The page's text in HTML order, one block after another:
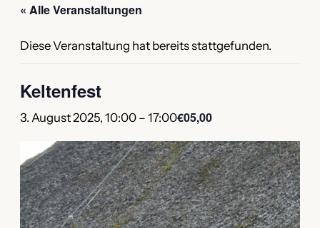
« Alle Veranstaltungen
Diese Veranstaltung hat bereits stattgefunden.
Keltenfest
3. August 2025, 10:00 – 17:00€05,00